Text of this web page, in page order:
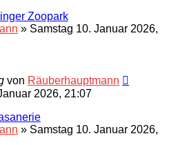
Zoopark
» Samstag 10. Januar 2026,
von Räuberhauptmann
2026, 21:07
» Samstag 10. Januar 2026,